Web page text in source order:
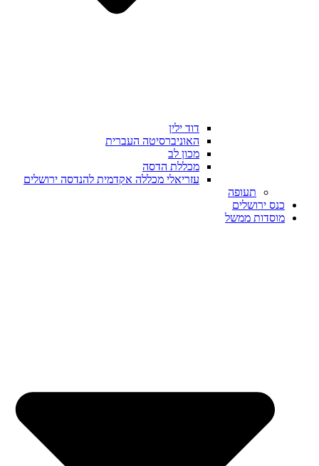
דוד ילין
האוניברסיטה העברית
מכון לב
מכללת הדסה
עזריאלי מכללה אקדמית להנדסה ירושלים
תעופה
כנס ירושלים
מוסדות ממשל